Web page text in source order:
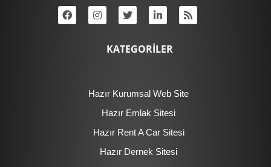
KATEGORİLER
Hazır Kurumsal Web Site
Hazır Emlak Sitesi
Hazır Rent A Car Sitesi
Hazır Dernek Sitesi